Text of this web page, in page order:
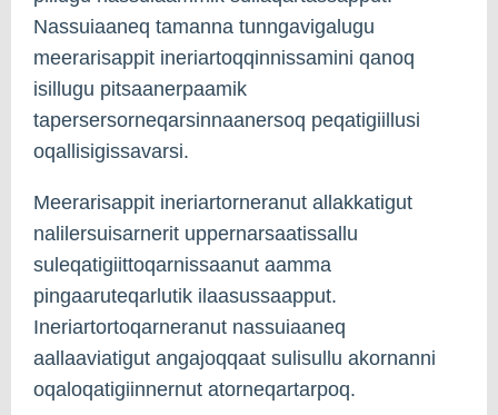
Nassuiaaneq tamanna tunngavigalugu
meerarisappit ineriartoqqinnissamini qanoq
isillugu pitsaanerpaamik
tapersersorneqarsinnaanersoq peqatigiillusi
oqallisigissavarsi.
Meerarisappit ineriartorneranut allakkatigut
nalilersuisarnerit uppernarsaatissallu
suleqatigiittoqarnissaanut aamma
pingaaruteqarlutik ilaasussaapput.
Ineriartortoqarneranut nassuiaaneq
aallaaviatigut angajoqqaat sulisullu akornanni
oqaloqatigiinnernut atorneqartarpoq.